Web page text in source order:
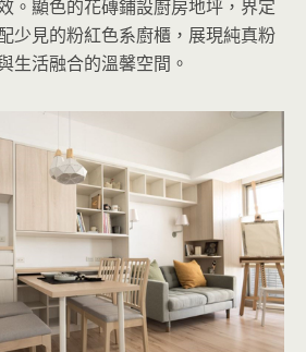
。顯色的花磚鋪設廚房地坪，界定
少見的粉紅色系廚櫃，展現純真粉
生活融合的溫馨空間。